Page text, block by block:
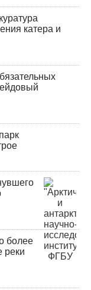
катера и
более
реки